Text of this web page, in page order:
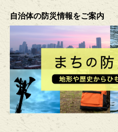
自治体の防災情報をご案内